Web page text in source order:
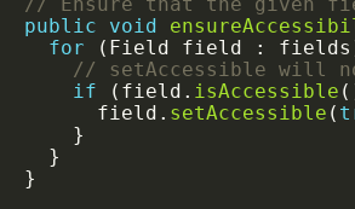
public
void
for
// setAccessible will
if (field. isAccessible
        field.
setAccessible (